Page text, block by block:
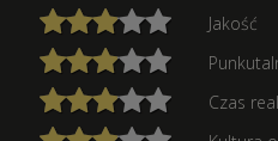
Jakość
Czas